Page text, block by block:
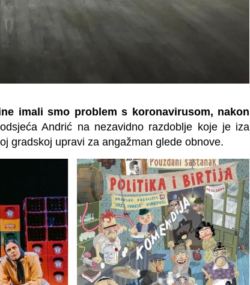
imali smo problem s koronavirusom, nakon
Andrić na nezavidno razdoblje koje je iza
gradskoj upravi za angažman glede obnove.